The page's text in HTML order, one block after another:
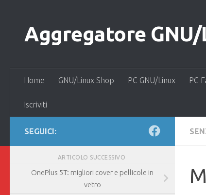
Aggregatore
Home GNU/Linux Shop PC GNU/Linux PC
Iscriviti
SEGUICI:
ARTICOLO SUCCESSIVO
OnePlus 5T: migliori cover e pellicole in
vetro